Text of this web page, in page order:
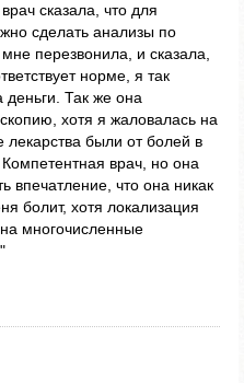
сказала, что для
сделать анализы по
перезвонила, и сказала,
норме, я так
деньги. Так же она
хотя я жаловалась на
были от болей в
врач, но она
впечатление, что она никак
болит, хотя локализация
многочисленные